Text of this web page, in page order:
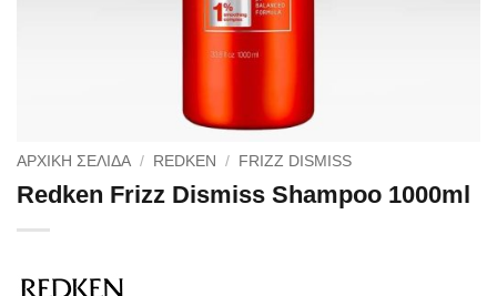
ΑΡΧΙΚΉ ΣΕΛΊΔΑ / REDKEN / FRIZZ DISMISS
Redken Frizz Dismiss Shampoo 1000ml